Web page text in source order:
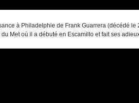
à Philadelphie de Frank Guarrera (décédé
Met où il a débuté en Escamillo et fait ses